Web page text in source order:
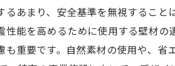
あまり、安全基準を無視すること
能を高めるために使用する壁材の
重要です。自然素材の使用や、省